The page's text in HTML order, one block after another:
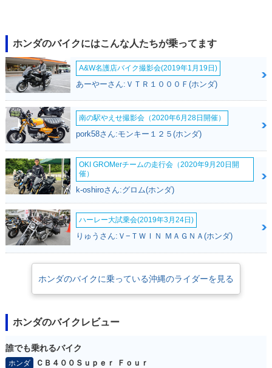
ホンダのバイクにはこんな人たちが乗ってます
A&W名護店バイク撮影会(2019年1月19日)
あーやーさん:ＶＴＲ１０００Ｆ(ホンダ)
南の駅やえせ撮影会（2020年6月28日開催）
pork58さん:モンキー１２５(ホンダ)
OKI GROMerチームの走行会（2020年9月20日開
催）
k-oshiroさん:グロム(ホンダ)
ハーレー大試乗会(2019年3月24日)
りゅうさん:Ｖ−ＴＷＩＮ ＭＡＧＮＡ(ホンダ)
ホンダのバイクに乗っている沖縄のライダーを見る
ホンダのバイクレビュー
誰でも乗れるバイク
ホンダ
ＣＢ４００Ｓｕｐｅｒ Ｆｏｕｒ